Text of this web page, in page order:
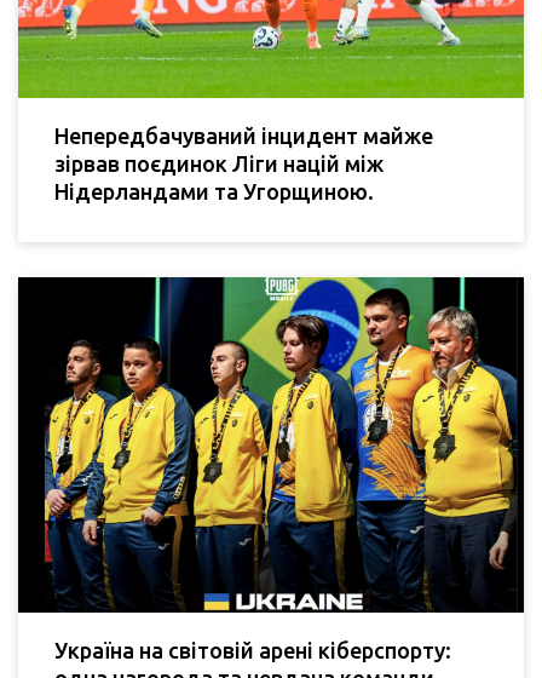
Непередбачуваний інцидент майже
зірвав поєдинок Ліги націй між
Нідерландами та Угорщиною.
Україна на світовій арені кіберспорту: